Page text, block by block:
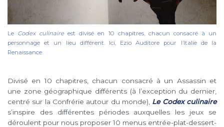
Le Codex culinaireest divisé en 10 chapitres, chacun consacré à un
personnage et un lieu différent. Ici, Ezio Auditore pour l’Italie de la
Renaissance.
Divisé en 10 chapitres, chacun consacré à un Assassin et
une zone géographique différents (à l’exception du dernier,
centré sur la Confrérie autour du monde), Le Codex culinaire
s’inspire des différentes périodes auxquelles les jeux se
déroulent pour nous proposer 10 menus entrée-plat-dessert-